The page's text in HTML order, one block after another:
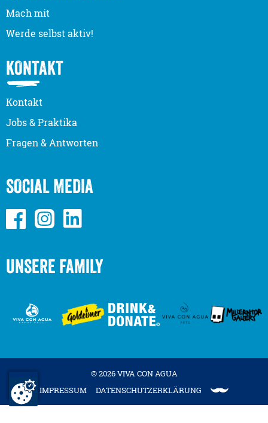
Mach mit
Werde selbst aktiv!
KONTAKT
Kontakt
Jobs & Praktika
Fragen & Antworten
SOCIAL MEDIA
UNSERE FAMILY
© 2026 VIVA CON AGUA
IMPRESSUM
DATENSCHUTZERKLÄRUNG